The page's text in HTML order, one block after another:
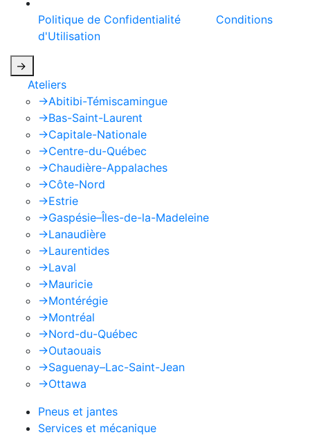
Politique de Confidentialité
Conditions
d'Utilisation
->
Ateliers
->Abitibi-Témiscamingue
->Bas-Saint-Laurent
->Capitale-Nationale
->Centre-du-Québec
->Chaudière-Appalaches
->Côte-Nord
->Estrie
->Gaspésie–Îles-de-la-Madeleine
->Lanaudière
->Laurentides
->Laval
->Mauricie
->Montérégie
->Montréal
->Nord-du-Québec
->Outaouais
->Saguenay–Lac-Saint-Jean
->Ottawa
Pneus et jantes
Services et mécanique